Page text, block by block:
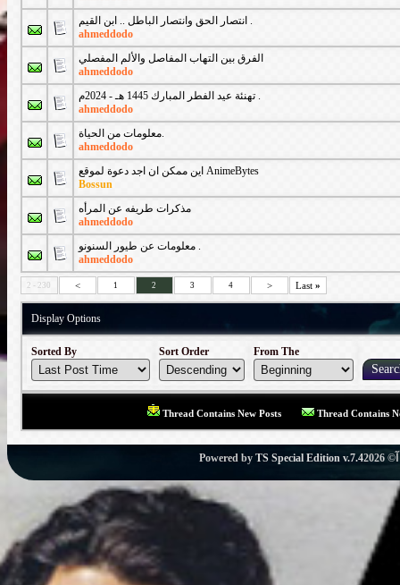
انتصار الحق وانتصار الباطل .. ابن القيم .
ahmeddodo
الفرق بين التهاب المفاصل والألم المفصلي
ahmeddodo
تهنئة عيد الفطر المبارك 1445 هـ - 2024م .
ahmeddodo
معلومات من الحياة.
ahmeddodo
اين ممكن ان اجد دعوة لموقع AnimeBytes
Bossun
مذكرات طريفه عن المرأه
ahmeddodo
معلومات عن طيور السنونو .
ahmeddodo
2 - 230 < 1 2 3 4 > Last »
Display Options
Sorted By Sort Order From The
Thread Contains New Posts Thread Contains
Powered by TS Special Edition v.7.4